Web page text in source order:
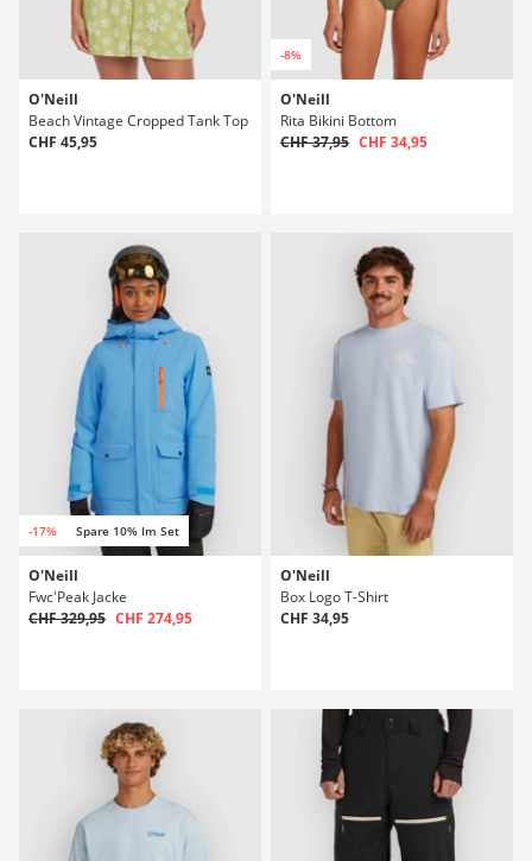
O'Neill
Beach Vintage Cropped Tank Top
CHF 45,95
-8%
O'Neill
Rita Bikini Bottom
CHF 37,95 CHF 34,95
-17% Spare 10% Im Set
O'Neill
Fwc'Peak Jacke
CHF 329,95 CHF 274,95
O'Neill
Box Logo T-Shirt
CHF 34,95